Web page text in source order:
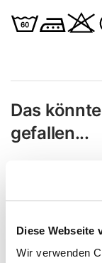
Diese Webseite
Wir verwenden
Das
gefallen...